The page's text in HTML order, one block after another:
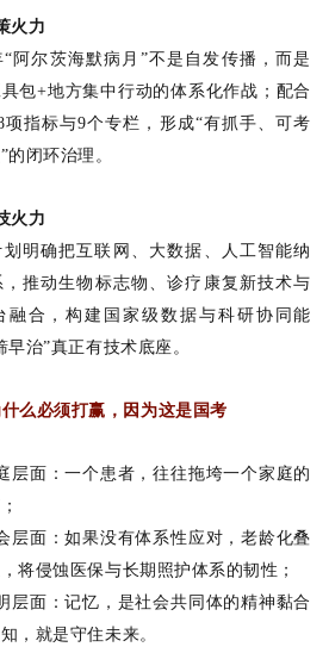
火力
“阿尔茨海默病月”不是自发传播，而是
包+地方集中行动的体系化作战；配合
项指标与9个专栏，形成“有抓手、可考
的闭环治理。
火力
划明确把互联网、大数据、人工智能纳
，推动生物标志物、诊疗康复新技术与
融合，构建国家级数据与科研协同能
早治”真正有技术底座。
么必须打赢，因为这是国考
层面：一个患者，往往拖垮一个家庭的
层面：如果没有体系性应对，老龄化叠
将侵蚀医保与长期照护体系的韧性；
层面：记忆，是社会共同体的精神黏合
，就是守住未来。